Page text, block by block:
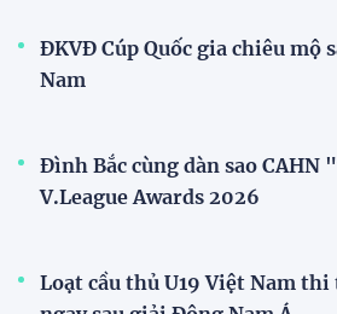
Đội tuyển nữ Việt Nam